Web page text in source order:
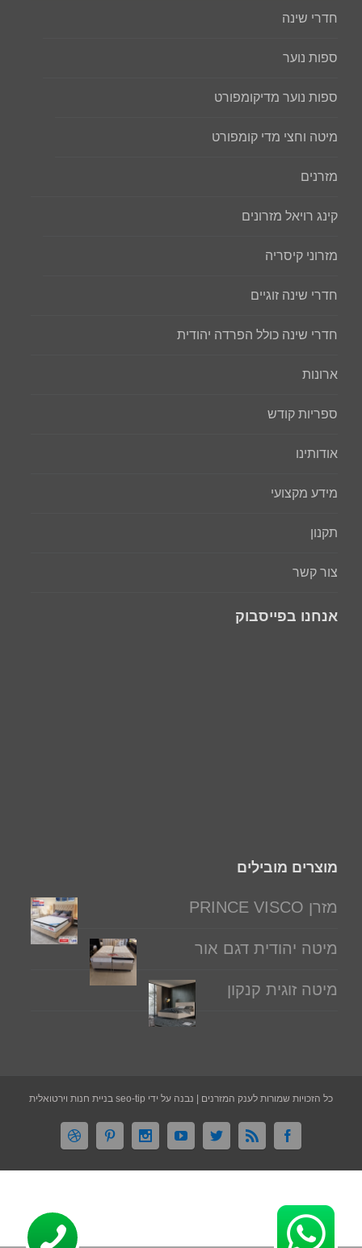
חדרי שינה
ספות נוער
ספות נוער מדיקומפורט
מיטה וחצי מדי קומפורט
מזרנים
קינג רויאל מזרונים
מזרוני קיסריה
חדרי שינה זוגיים
חדרי שינה כולל הפרדה יהודית
ארונות
ספריות קודש
אודותינו
מידע מקצועי
תקנון
צור קשר
אנחנו בפייסבוק
מוצרים מובילים
מזרן PRINCE VISCO
מיטה יהודית דגם אור
מיטה זוגית קנקון
כל הזכויות שמורות לענק המזרנים | נבנה על ידי seo-tip בניית חנות וירטואלית